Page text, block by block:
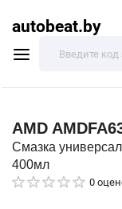
autobeat.by
AMD
Смазка
400мл
0